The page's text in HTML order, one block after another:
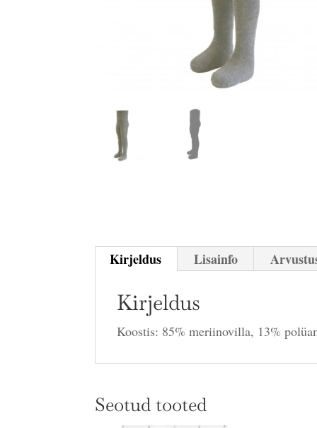
Kirjeldus Lisainfo
Kirjeldus
Koostis: 85% meriinovilla, 13%
Seotud tooted